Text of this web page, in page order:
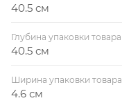
40.5 см
Глубина упаковки товара
40.5 см
Ширина упаковки товара
4.6 см